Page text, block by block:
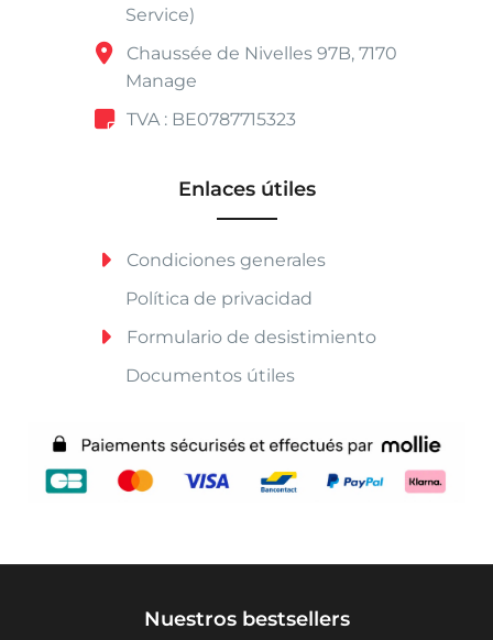
Service)
Chaussée de Nivelles 97B, 7170
Manage
TVA : BE0787715323
Enlaces útiles
Condiciones generales
Política de privacidad
Formulario de desistimiento
Documentos útiles
Nuestros bestsellers